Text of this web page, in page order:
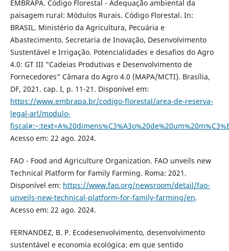
EMBRAPA. Código Florestal - Adequação ambiental da
paisagem rural: Módulos Rurais. Código Florestal. In:
BRASIL. Ministério da Agricultura, Pecuária e
Abastecimento. Secretaria de Inovação, Desenvolvimento
Sustentável e Irrigação. Potencialidades e desafios do Agro
4.0: GT III "Cadeias Produtivas e Desenvolvimento de
Fornecedores" Câmara do Agro 4.0 (MAPA/MCTI). Brasília,
DF, 2021. cap. I, p. 11-21. Disponível em:
https://www.embrapa.br/codigo-florestal/area-de-reserva-
legal-arl/modulo-
Acesso em: 22 ago. 2024.
FAO - Food and Agriculture Organization. FAO unveils new
Technical Platform for Family Farming. Roma: 2021.
Disponível em: https://www.fao.org/newsroom/detail/fao-
unveils-new-technical-platform-for-family-farming/en.
Acesso em: 22 ago. 2024.
FERNANDEZ, B. P. Ecodesenvolvimento, desenvolvimento
sustentável e economia ecológica: em que sentido